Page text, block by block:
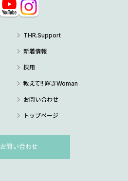
THR.Support
新着情報
採用
教えて!! 輝きWoman
お問い合わせ
トップページ
お問い合わせ